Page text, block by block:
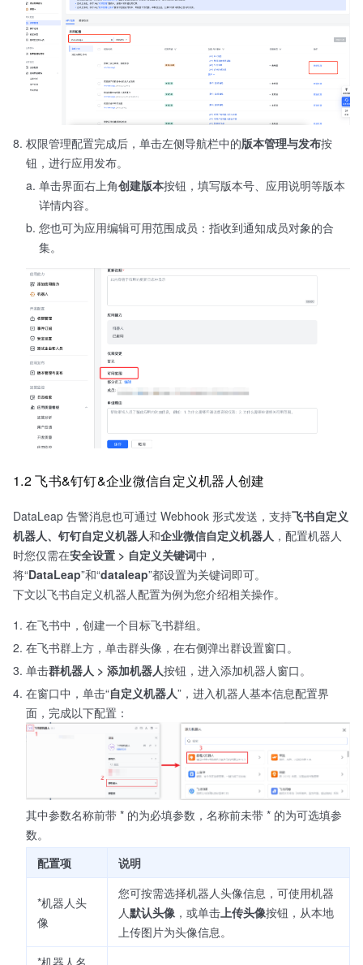
权限管理配置完成后，单击左侧导航栏中的版本管理与发布按
钮，进行应用发布。
单击界面右上角创建版本按钮，填写版本号、应用说明等版本
详情内容。
您也可为应用编辑可用范围成员：指收到通知成员对象的合
集。
1.2 飞书&钉钉&企业微信自定义机器人创建
DataLeap 告警消息也可通过 Webhook 形式发送，支持飞书自定义
机器人、钉钉自定义机器人和企业微信自定义机器人 ，配置机器人
时您仅需在安全设置 > 自定义关键词中，
将“DataLeap”和“dataleap”都设置为关键词即可。
下文以飞书自定义机器人配置为例为您介绍相关操作。
在飞书中，创建一个目标飞书群组。
在飞书群上方，单击群头像，在右侧弹出群设置窗口。
单击群机器人 > 添加机器人按钮，进入添加机器人窗口。
在窗口中，单击“自定义机器人”，进入机器人基本信息配置界
面，完成以下配置：
其中参数名称前带 * 的为必填参数，名称前未带 * 的为可选填参
数。
配置项
说明
*机器人头
像
您可按需选择机器人头像信息，可使用机器
人默认头像 ，或单击 上传头像按钮，从本地
上传图片为头像信息。
*机器人名